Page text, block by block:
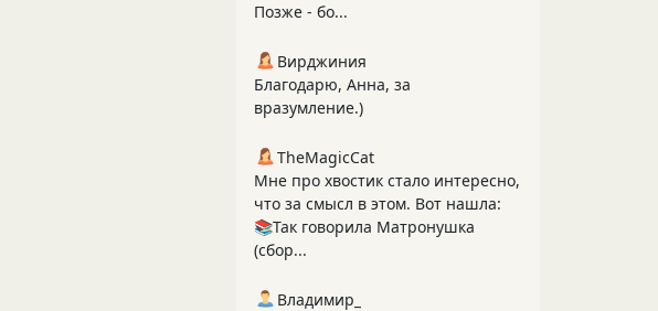
Позже - бо...
Вирджиния
Благодарю, Анна, за
вразумление.)
TheMagicCat
Мне про хвостик стало интересно,
что за смысл в этом. Вот нашла:
📚Так говорила Матронушка
(сбор...
Владимир_